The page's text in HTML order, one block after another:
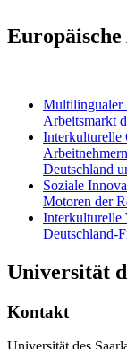
Multilingualer
Arbeitsmarkt
Interkulturelle
Deutschland
Soziale
Motoren der
Interkulturelle
Deutschland-
Universität
Kontakt